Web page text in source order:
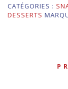
CATÉGORIES :
DESSERTS